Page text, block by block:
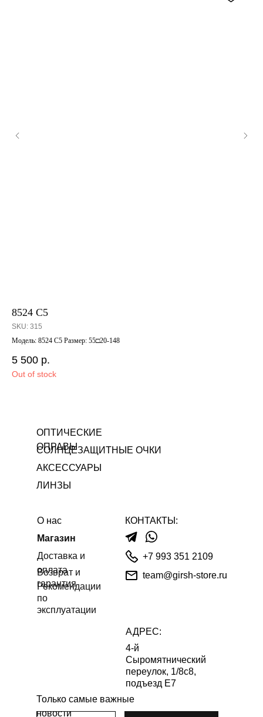
8524 C5
SKU: 315
Модель: 8524 C5 Размер: 55□20-148
5 500 р.
Out of stock
ОПТИЧЕСКИЕ
ОПРАВЫ
СОЛНЦЕЗАЩИТНЫЕ ОЧКИ
+7 993 351 2109
Только самые важные
новости
4-й
Сыромятнический
переулок, 1/8с8,
подъезд Е7
АДРЕС:
Магазин
О нас
team@girsh-store.ru
Рекомендации
по
эксплуатации
Доставка и
оплата
КОНТАКТЫ:
Возврат и
гарантия
ЛИНЗЫ
АКСЕССУАРЫ